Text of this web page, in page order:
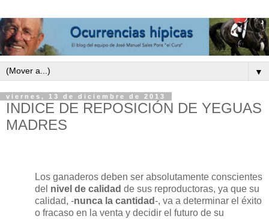
▼
viernes, 13 de diciembre de 2013
INDICE DE REPOSICIÓN DE YEGUAS
MADRES
Los ganaderos deben ser absolutamente conscientes
del nivel de calidad de sus reproductoras, ya que su
calidad, -nunca la cantidad-, va a determinar el éxito
o fracaso en la venta y decidir el futuro de su